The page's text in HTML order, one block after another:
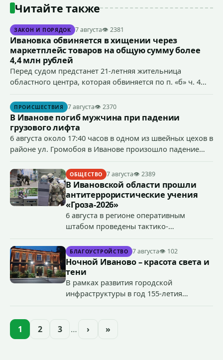
Читайте также
ЗАКОН И ПОРЯДОК 7 августа👁 2381
Ивановка обвиняется в хищении через
маркетплейс товаров на общую сумму более
4,4 млн рублей
Перед судом предстанет 21-летняя жительница
областного центра, которая обвиняется по п. «б» ч. 4
сумму более 4,4 млн рублей через маркетплейс.
ПРОИСШЕСТВИЯ 7 августа👁 2370
В Иванове погиб мужчина при падении
грузового лифта
6 августа около 17:40 часов в одном из швейных цехов в
районе ул. Громобоя в Иванове произошло падение
ОБЩЕСТВО 7 августа👁 2389
В Ивановской области прошли
антитеррористические учения
«Гроза-2026»
6 августа в регионе оперативным
штабом проведены тактико-
террористического акта на объекте
органов государственной власти.
«Гроза-2026».
БЛАГОУСТРОЙСТВО 7 августа👁 102
Ночной Иваново – красота света и
тени
В рамках развития городской
инфраструктуры в год 155-летия
проекта подсветки исторических
1 2 3 … › »